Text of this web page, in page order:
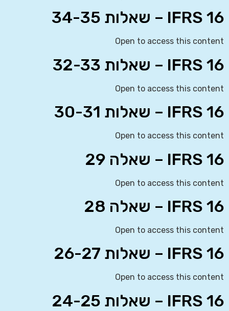
IFRS 16 – שאלות 34-35
Open to access this content
IFRS 16 – שאלות 32-33
Open to access this content
IFRS 16 – שאלות 30-31
Open to access this content
IFRS 16 – שאלה 29
Open to access this content
IFRS 16 – שאלה 28
Open to access this content
IFRS 16 – שאלות 26-27
Open to access this content
IFRS 16 – שאלות 24-25